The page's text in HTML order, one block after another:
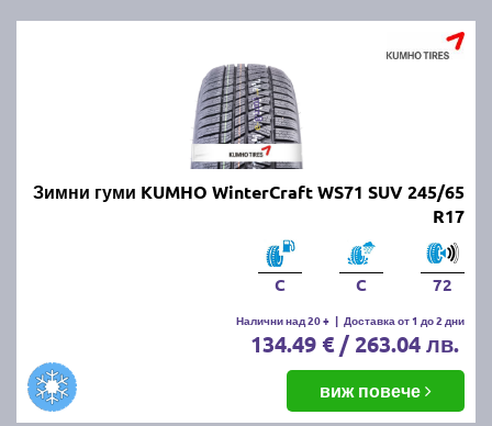
Зимни гуми KUMHO WinterCraft WS71 SUV 245/65
R17
C C 72
Налични над 20 + | Доставка от 1 до 2 дни
134.49 € / 263.04 лв.
виж повече